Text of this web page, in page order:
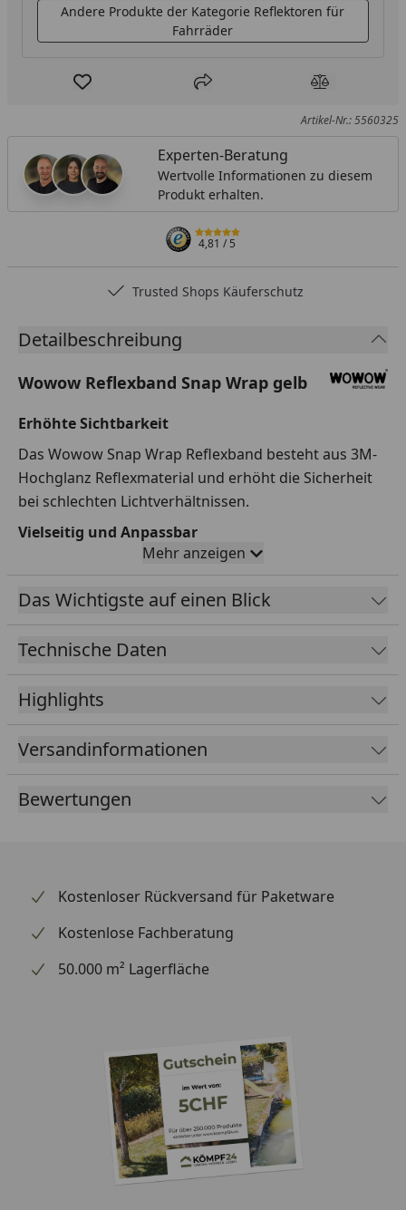
Andere Produkte der Kategorie Reflektoren für
Fahrräder
Produkt zur Wunschliste hinzufügen
Teilen Produkt
Artikel-Nr.: 5560325
Experten-Beratung
Wertvolle Informationen zu diesem
Produkt erhalten.
4,81/ 5
Trusted Shops Käuferschutz
Detailbeschreibung
Wowow Reflexband Snap Wrap gelb
Erhöhte Sichtbarkeit
Das Wowow Snap Wrap Reflexband besteht aus 3M-
Hochglanz Reflexmaterial und erhöht die Sicherheit
bei schlechten Lichtverhältnissen.
Vielseitig und Anpassbar
Dank der Aufrollautomatik passt sich das Band
und ist perfekt für Fahrradfahrten, Laufen oder
Das Reflexband ist nach CE EN 13356 zertifiziert und
Leuchtmittel.
Mehr anzeigen
Das Wichtigste auf einen Blick
Technische Daten
Highlights
Versandinformationen
Bewertungen
Kostenloser Rückversand für Paketware
Kostenlose Fachberatung
50.000 m² Lagerfläche